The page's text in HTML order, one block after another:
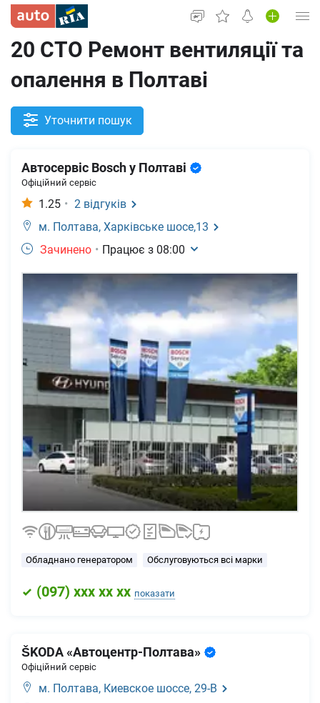
Увійти в кабінет
Вживані авто
Нові авто
Новини
Все для авто
20 СТО Ремонт вентиляції та
опалення в Полтаві
Уточнити пошук
Автосервіс Bosch у Полтаві
Офіційний сервіс
1.25 • 2 відгуків
м. Полтава, Харківське шосе,13
Зачинено • Працює з 08:00
Обладнано генератором Обслуговуються всі марки
(097) xxx xx xx показати
ŠKODA «Автоцентр-Полтава»
Офіційний сервіс
м. Полтава, Киевское шоссе, 29-В